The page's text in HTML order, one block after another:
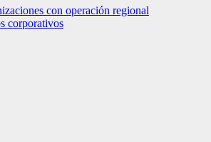
con operación regional
corporativos